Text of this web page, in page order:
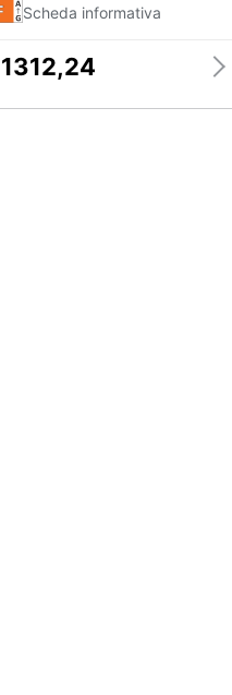
Scheda informativa